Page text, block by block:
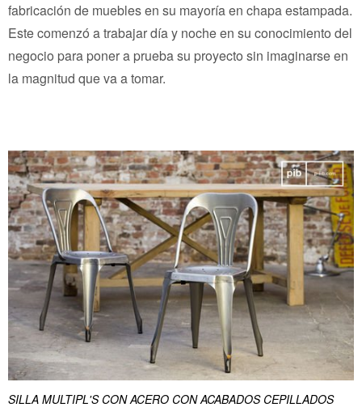
fabricación de muebles en su mayoría en chapa estampada.
Este comenzó a trabajar día y noche en su conocimiento del
negocio para poner a prueba su proyecto sin imaginarse en
la magnitud que va a tomar.
SILLA MULTIPL'S CON ACERO CON ACABADOS CEPILLADOS